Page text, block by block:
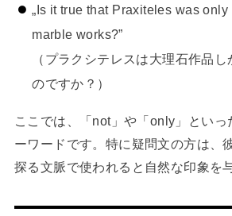
„Is it true that Praxiteles was
marble works?”
（プラクシテレスは大理石作品
のですか？）
ここでは、「not」や「only」といっ
ーワードです。特に疑問文の方は、
探る文脈で使われると自然な印象を